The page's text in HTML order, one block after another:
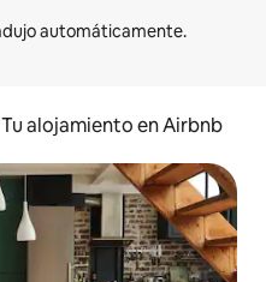
Tu alojamiento en Airbnb